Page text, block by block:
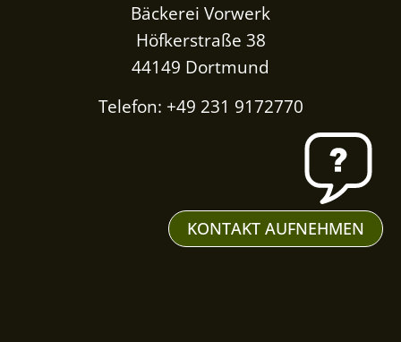
Bäckerei Vorwerk
Höfkerstraße 38
44149 Dortmund
Telefon: +49 231 9172770
KONTAKT AUFNEHMEN